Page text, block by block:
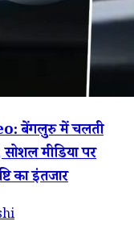
बेंगलुरु में चलती
मीडिया पर
का इंतजार